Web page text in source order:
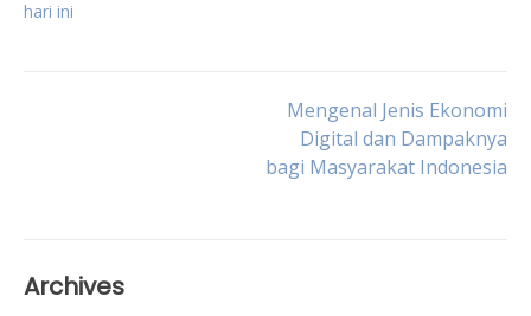
hari ini
Mengenal Jenis Ekonomi
Digital dan Dampaknya
bagi Masyarakat Indonesia
Archives